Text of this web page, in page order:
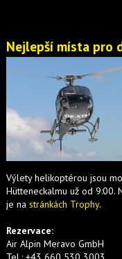
Nejlepší místa pro
Výlety helikoptérou jsou
Hütteneckalmu už od 9:00.
je na stránkách Trophy.
Rezervace:
Air Alpin Meravo GmbH